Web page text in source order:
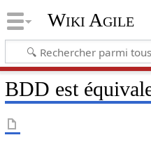
Wiki Agile
BDD est